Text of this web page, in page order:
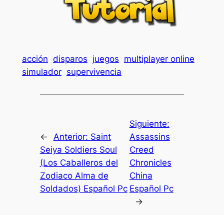
acción disparos juegos multiplayer online
simulador supervivencia
← Anterior: Saint
Seiya Soldiers Soul
(Los Caballeros del
Zodiaco Alma de
Soldados) Español Pc
Siguiente:
Assassins
Creed
Chronicles
China
Español Pc
→